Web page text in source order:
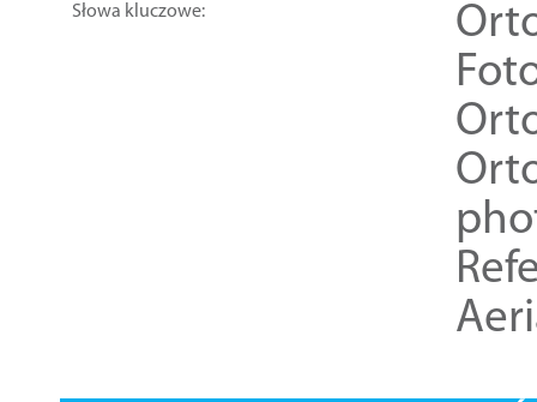
Słowa kluczowe: